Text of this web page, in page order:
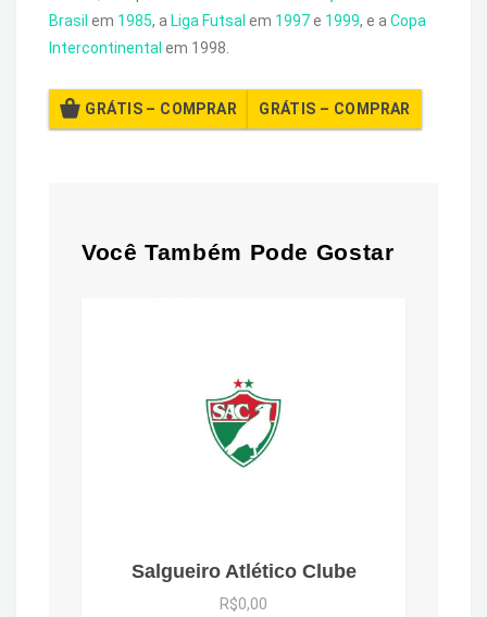
Brasil em 1985, a Liga Futsal em 1997e 1999, e a Copa
Intercontinental em 1998.
GRÁTIS – COMPRAR
Você Também Pode Gostar
Salgueiro Atlético Clube
R$0,00